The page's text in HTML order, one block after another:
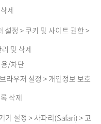
제
설정 > 쿠키 및 사이트 권한 >
및 삭제
/차단
라우저 설정 > 개인정보 보호
삭제
기 설정 > 사파리(Safari) > 고